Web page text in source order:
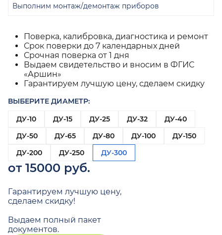
Поверка, калибровка, диагностика и ремонт
Срок поверки до 7 календарных дней
Срочная поверка от 1 дня
Выдаем свидетельство и вносим в ФГИС
«Аршин»
Гарантируем лучшую цену, сделаем скидку
ВЫБЕРИТЕ ДИАМЕТР:
ДУ-10
ДУ-15 ДУ-25 ДУ-32
ДУ-40
ДУ-50
ДУ-65 ДУ-80 ДУ-100
ДУ-150
ДУ-200
ДУ-250 ДУ-300
от 15000 руб.
Гарантируем лучшую цену,
сделаем скидку!
Выдаем полный пакет
документов.
Выполним монтаж/демонтаж приборов